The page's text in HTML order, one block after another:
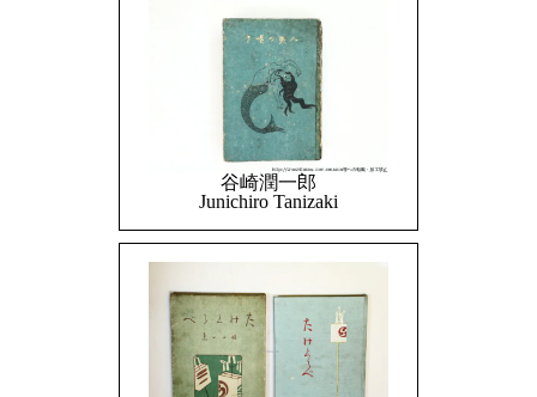
谷崎潤一郎
Junichiro Tanizaki